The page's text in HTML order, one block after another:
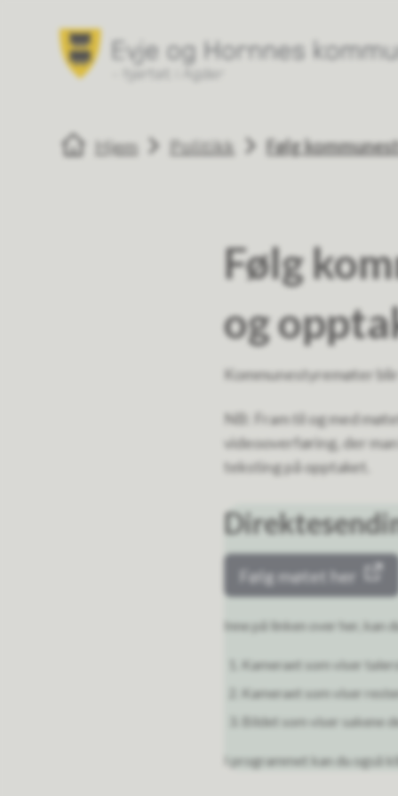
Evje og Hornnes kommune
Du er her:Hjem Politikk Følg
Følg
og
Kommunestyremøter
NB: Fram til og med
videooverføring, der
teksting på opptaket.
Følg møtet her
Inne på linken over her, kan
Kameraet som viser
Kameraet som viser
Bildet som viser sakene
I programmet kan du også